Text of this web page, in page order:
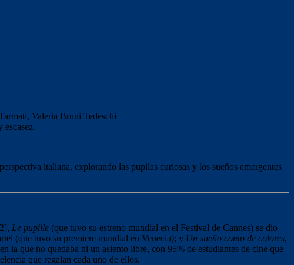
Valeria Bruni Tedeschi
escasez.
italiana, explorando las pupilas curiosas y los sueños emergentes
Le pupille (que tuvo su estreno mundial en el Festival de Cannes) se dio
(que tuvo su premiere mundial en Venecia); y Un sueño como de colores,
la que no quedaba ni un asiento libre, con 95% de estudiantes de cine que
que regalan cada uno de ellos.